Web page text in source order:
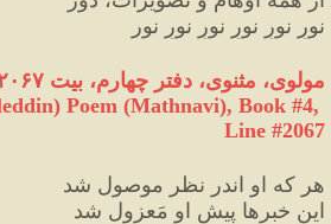
نورِ نورِ نورِ نورِ نورِ نور
مولوی، مثنوی، دفتر چهارم، بیت ۲۰۶۷
Poem (Mathnavi), Book #4,
Line #2067
هر که او اندر نظر موصول شد
این خبرها پیشِ او مَعزول شد